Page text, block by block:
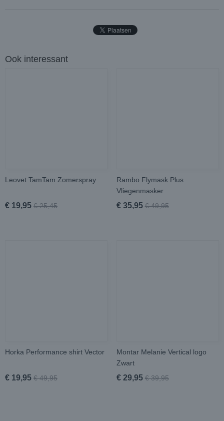
Ook interessant
Leovet TamTam Zomerspray
€ 19,95 € 25,45
Rambo Flymask Plus
Vliegenmasker
€ 35,95 € 49,95
Horka Performance shirt Vector
€ 19,95 € 49,95
Montar Melanie Vertical logo
Zwart
€ 29,95 € 39,95